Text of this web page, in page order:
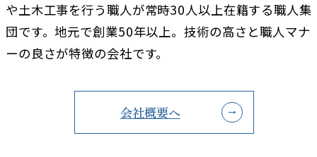
や土木工事を行う職人が常時30人以上在籍する職人集
団です。地元で創業50年以上。技術の高さと職人マナ
ーの良さが特徴の会社です。
会社概要へ